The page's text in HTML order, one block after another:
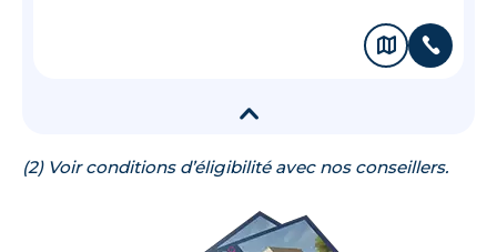
🗞 📞
▾
(2) Voir conditions d’éligibilité avec nos conseillers.